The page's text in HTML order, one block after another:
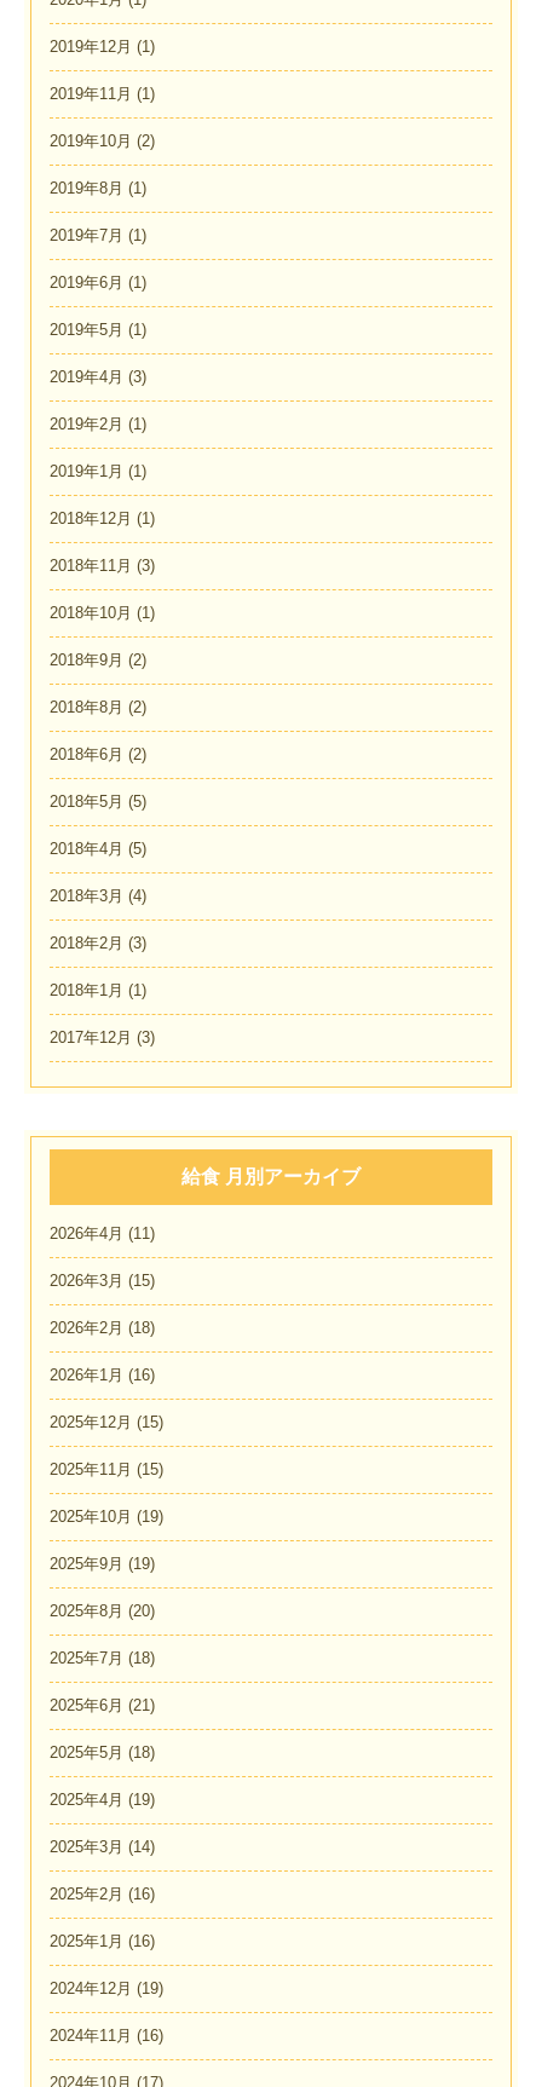
2019年12月 (1)
2019年11月 (1)
2019年10月 (2)
2019年8月 (1)
2019年7月 (1)
2019年6月 (1)
2019年5月 (1)
2019年4月 (3)
2019年2月 (1)
2019年1月 (1)
2018年12月 (1)
2018年11月 (3)
2018年10月 (1)
2018年9月 (2)
2018年8月 (2)
2018年6月 (2)
2018年5月 (5)
2018年4月 (5)
2018年3月 (4)
2018年2月 (3)
2018年1月 (1)
2017年12月 (3)
給食 月別アーカイブ
2026年4月 (11)
2026年3月 (15)
2026年2月 (18)
2026年1月 (16)
2025年12月 (15)
2025年11月 (15)
2025年10月 (19)
2025年9月 (19)
2025年8月 (20)
2025年7月 (18)
2025年6月 (21)
2025年5月 (18)
2025年4月 (19)
2025年3月 (14)
2025年2月 (16)
2025年1月 (16)
2024年12月 (19)
2024年11月 (16)
2024年10月 (17)